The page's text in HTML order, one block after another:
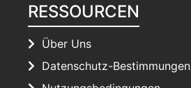
RESSOURCEN
Über Uns
Datenschutz-Bestimmungen